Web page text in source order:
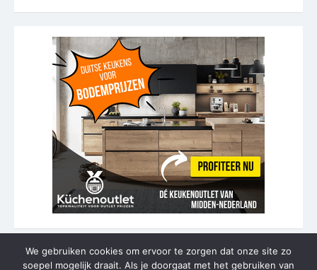
We gebruiken cookies om ervoor te zorgen dat onze site zo
soepel mogelijk draait. Als je doorgaat met het gebruiken van